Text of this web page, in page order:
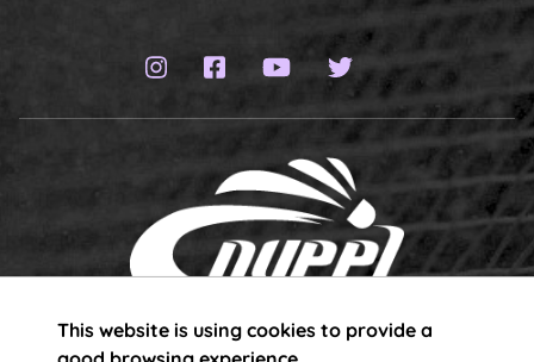
This website is using cookies to provide a
Instagram page
Facebook page
YouTube channel
Twitter page
Subscribe to our newsletter!